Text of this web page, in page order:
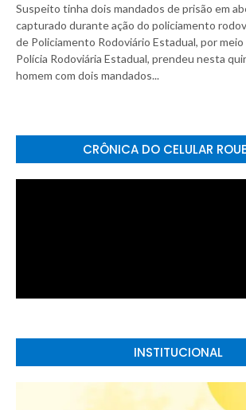
Suspeito tinha dois mandados de prisão em
capturado durante ação do policiamento
de Policiamento Rodoviário Estadual, por
Polícia Rodoviária Estadual, prendeu nesta
homem com dois mandados...
CRÔNICA DO CELULAR
INSTITUCIONAL